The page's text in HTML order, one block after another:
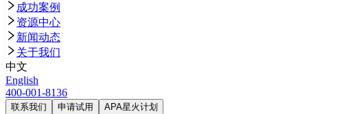
成功案例
资源中心
新闻动态
关于我们
中文
English
400-001-8136
联系我们 申请试用 APA星火计划